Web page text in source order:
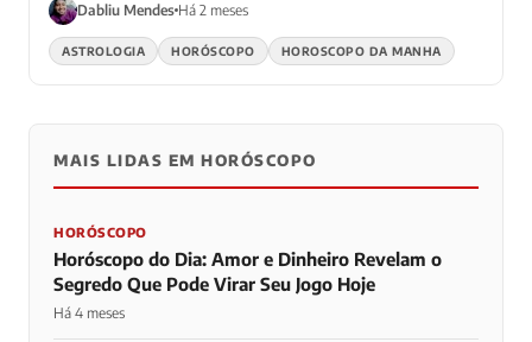
Dabliu Mendes Há 2 meses
ASTROLOGIA HORÓSCOPO HOROSCOPO DA MANHA
MAIS LIDAS EM HORÓSCOPO
HORÓSCOPO
Horóscopo do Dia: Amor e Dinheiro Revelam o
Segredo Que Pode Virar Seu Jogo Hoje
Há 4 meses